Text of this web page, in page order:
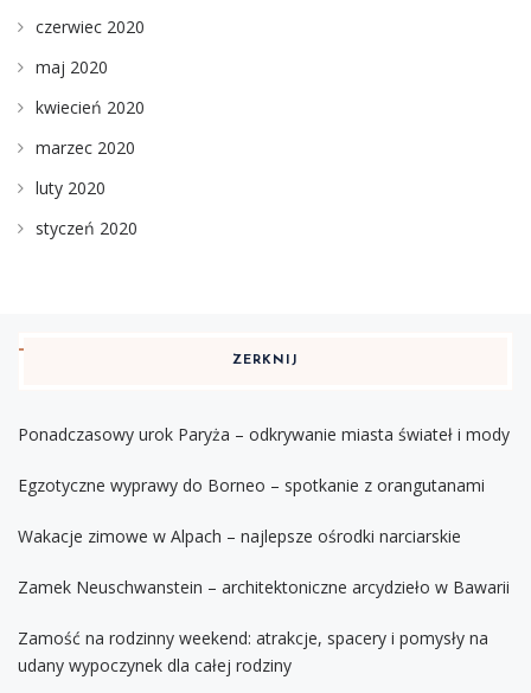
czerwiec 2020
maj 2020
kwiecień 2020
marzec 2020
luty 2020
styczeń 2020
ZERKNIJ
Ponadczasowy urok Paryża – odkrywanie miasta świateł i mody
Egzotyczne wyprawy do Borneo – spotkanie z orangutanami
Wakacje zimowe w Alpach – najlepsze ośrodki narciarskie
Zamek Neuschwanstein – architektoniczne arcydzieło w Bawarii
Zamość na rodzinny weekend: atrakcje, spacery i pomysły na
udany wypoczynek dla całej rodziny